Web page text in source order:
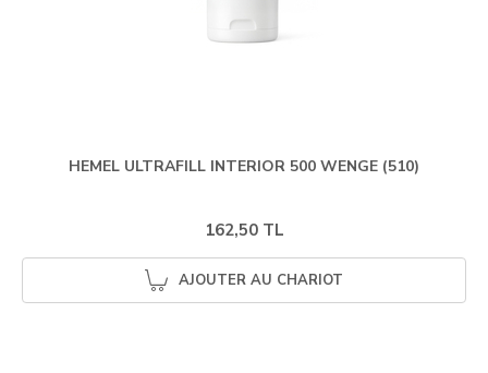
HEMEL ULTRAFILL INTERIOR 500 WENGE (510)
162,50 TL
AJOUTER AU CHARIOT